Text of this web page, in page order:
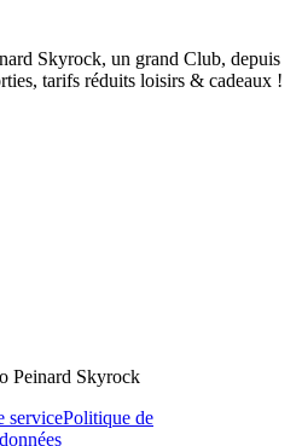
Skyrock, un grand Club, depuis
tarifs réduits loisirs & cadeaux !
Peinard Skyrock
servicePolitique de